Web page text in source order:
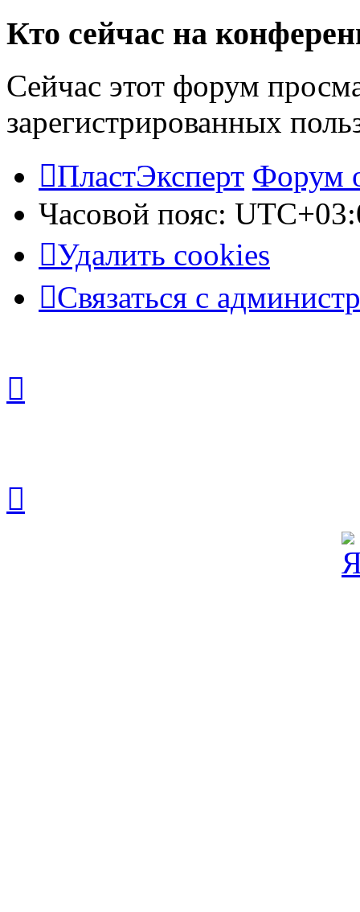
Кто сейчас на
Сейчас этот форум
зарегистрированных
ПластЭксперт Форум
Часовой пояс:
Удалить cookies
Связаться с